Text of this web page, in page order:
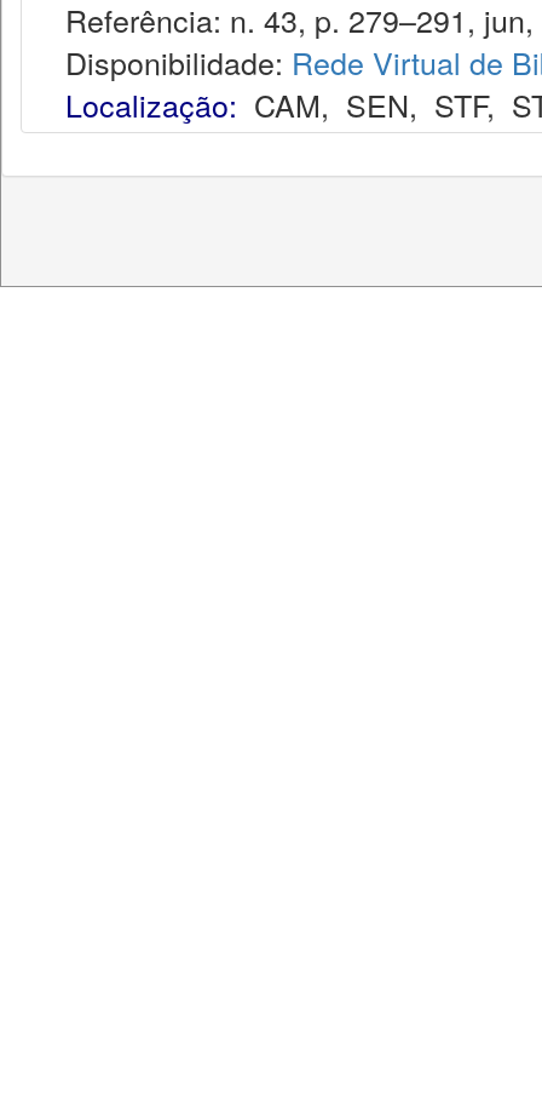
Referência: n. 43, p. 279–291,
Disponibilidade: Rede Virtual de
Localização: CAM, SEN, STF,